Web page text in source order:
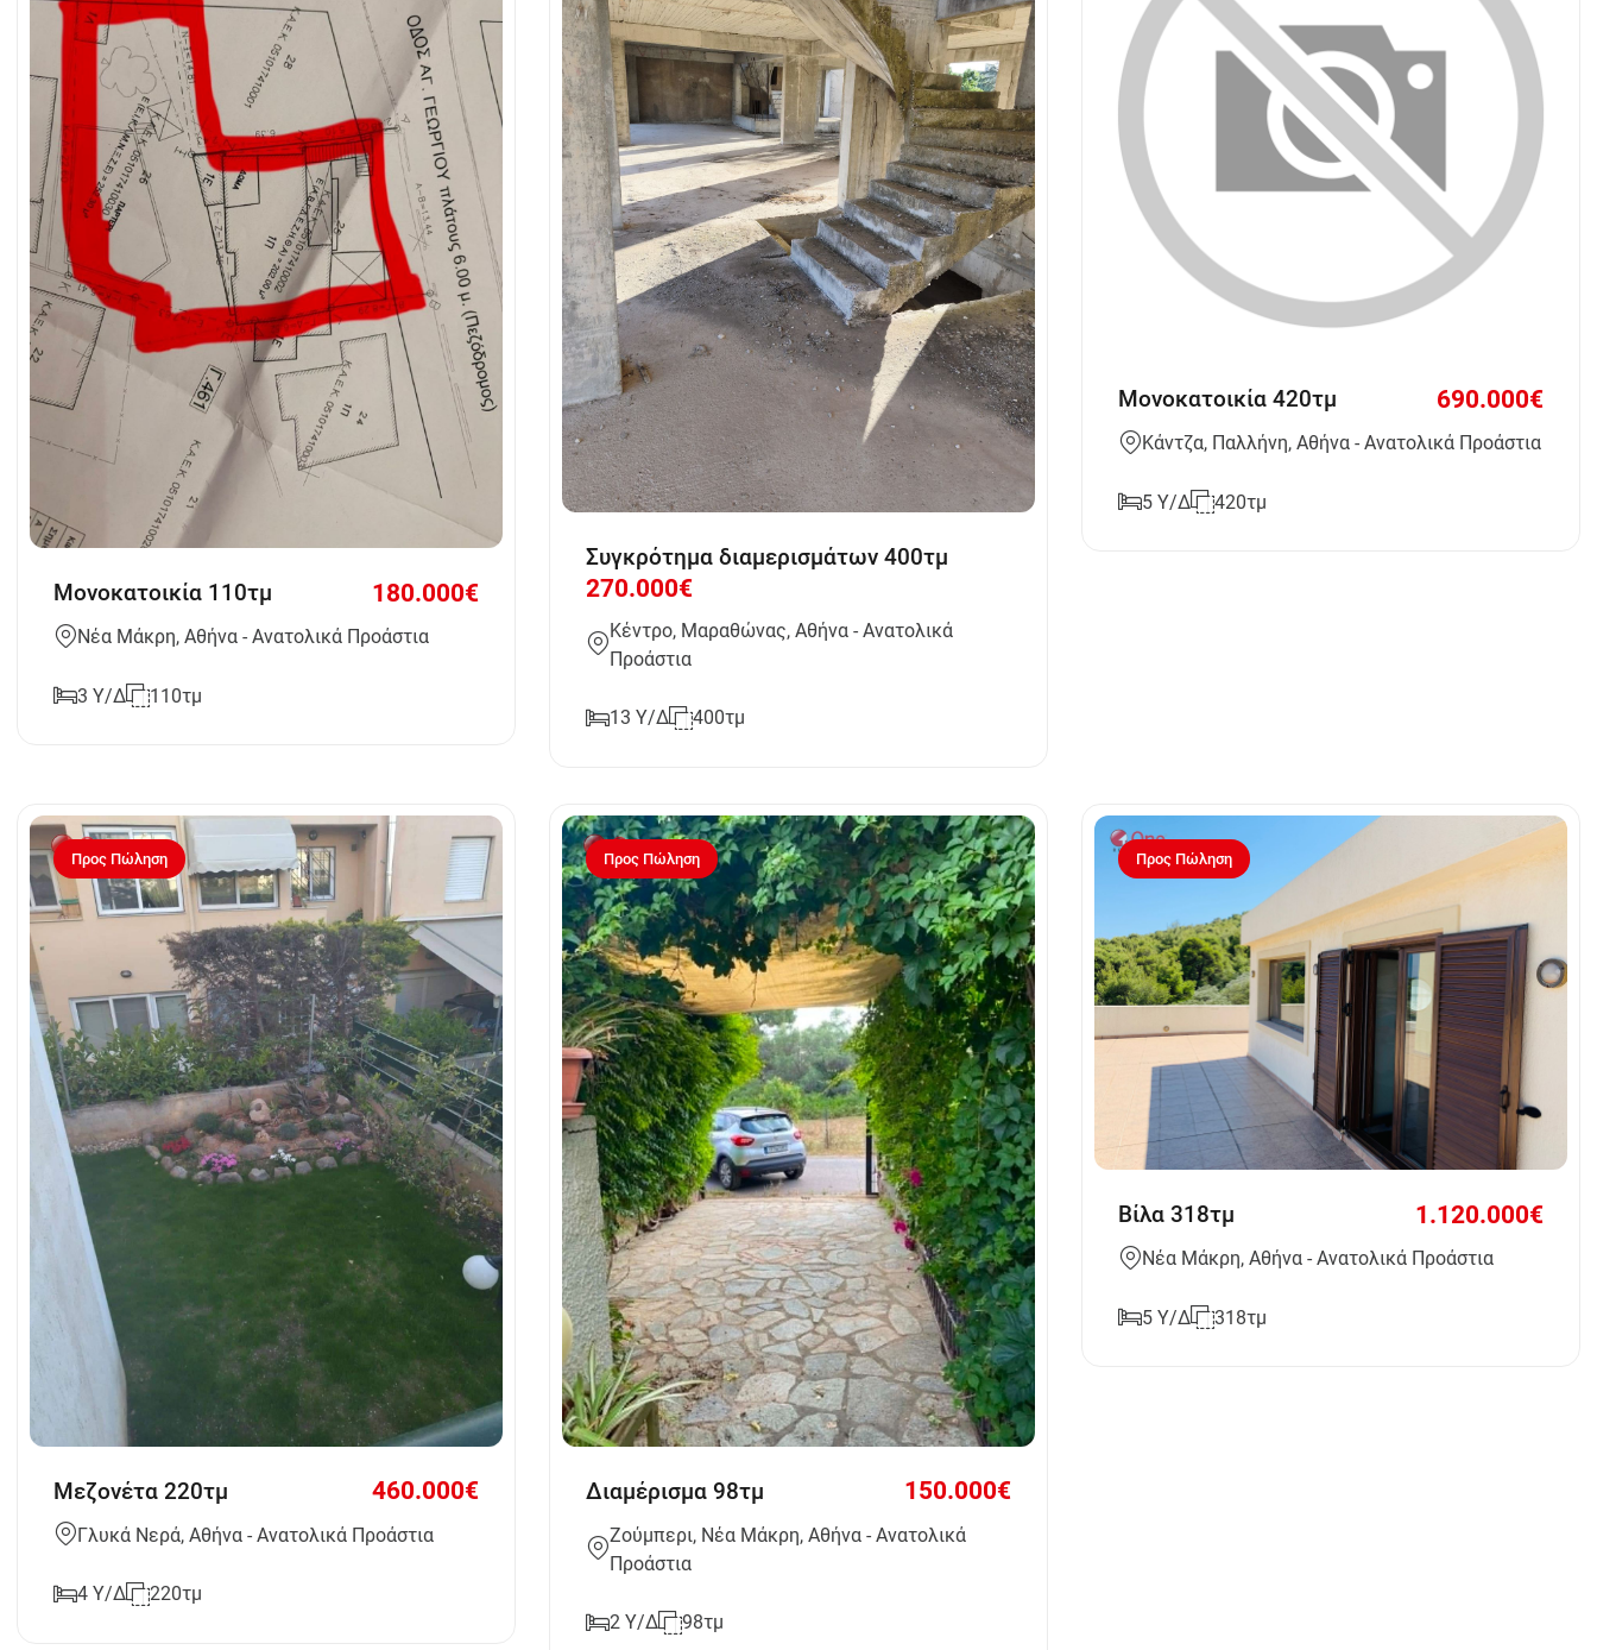
Μονοκατοικία 110τμ 180.000€
Νέα Μάκρη, Αθήνα - Ανατολικά Προάστια
3 Υ/Δ 110τμ
Συγκρότημα διαμερισμάτων 400τμ
270.000€
Κέντρο, Μαραθώνας, Αθήνα - Ανατολικά
Προάστια
13 Υ/Δ 400τμ
Μονοκατοικία 420τμ 690.000€
Κάντζα, Παλλήνη, Αθήνα - Ανατολικά Προάστια
5 Υ/Δ 420τμ
Προς Πώληση
Μεζονέτα 220τμ 460.000€
Γλυκά Νερά, Αθήνα - Ανατολικά Προάστια
4 Υ/Δ 220τμ
Προς Πώληση
Διαμέρισμα 98τμ 150.000€
Ζούμπερι, Νέα Μάκρη, Αθήνα - Ανατολικά
Προάστια
2 Υ/Δ 98τμ
Προς Πώληση
Βίλα 318τμ 1.120.000€
Νέα Μάκρη, Αθήνα - Ανατολικά Προάστια
5 Υ/Δ 318τμ